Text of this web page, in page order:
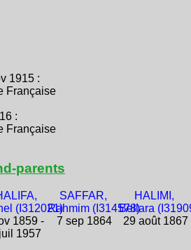
1915 :
Française
:
Française
parents
(I312021)
1859 -
1957
SAFFAR,
Rahmim (I314578)
7 sep 1864
HALIMI,
Bellara
29 août 1867